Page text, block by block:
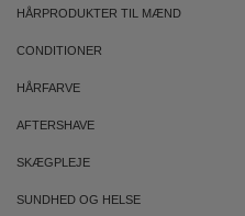
HÅRPRODUKTER TIL MÆND
CONDITIONER
HÅRFARVE
AFTERSHAVE
SKÆGPLEJE
SUNDHED OG HELSE